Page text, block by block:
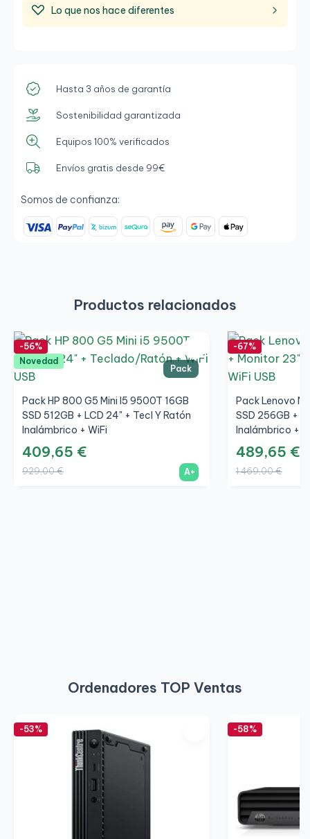
Lo que nos hace diferentes
Hasta 3 años de garantía
Sostenibilidad garantizada
Equipos 100% verificados
Envíos gratis desde 99€
Somos de confianza:
Productos relacionados
Pack
-56%
Novedad
Pack HP 800 G5 Mini I5 9500T 16GB
SSD 512GB + LCD 24" + Tecl Y Ratón
Inalámbrico + WiFi
409,65 €
929,00 € A+
-67%
Pack Lenovo
SSD 256GB +
Inalámbrico +
489,65 €
1.469,00 €
Ordenadores TOP Ventas
-53% -58%